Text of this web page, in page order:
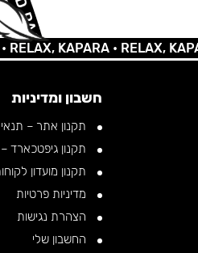
KAPARA •RELAX, KAPARA •
חשבון ומדיניות
תקנון אתר –
תקנון גיפטכארד
תקנון מועדון
מדיניות פרטיות
הצהרת נגישות
החשבון שלי